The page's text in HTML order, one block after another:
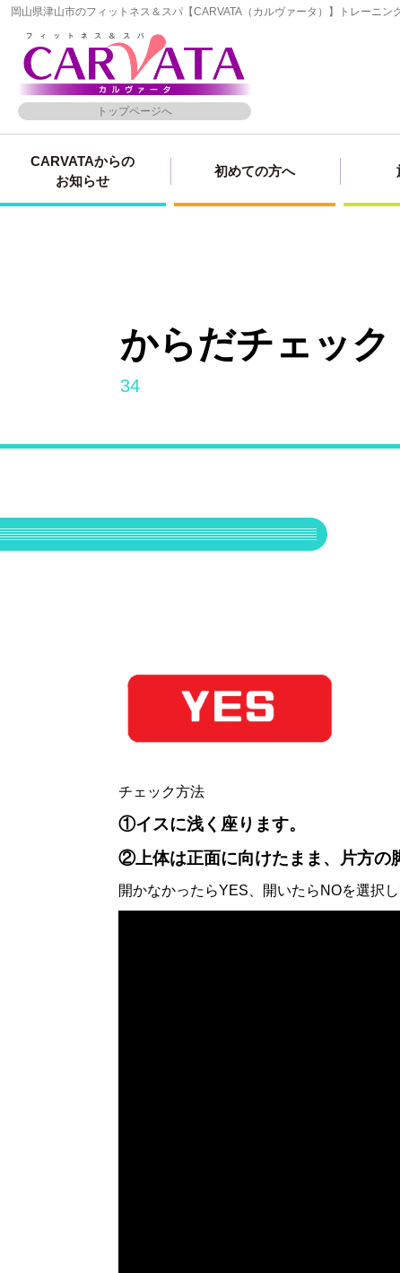
岡山県津山市のフィットネス＆スパ【CARVATA（カルヴァータ）】トレーニ
トップページへ
CARVATAからの
お知らせ
初めての方へ
からだチェック
34
チェック方法
①イスに浅く座ります。
②上体は正面に向けたまま、片方の
開かなかったらYES、開いたらNOを選択し